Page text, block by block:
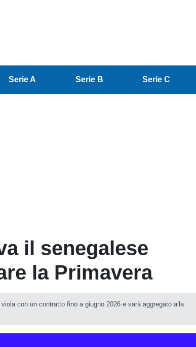
Serie A Serie B Serie C
il senegalese
la Primavera
con un contratto fino a giugno 2026 e sarà aggregato alla